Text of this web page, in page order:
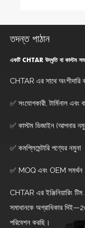
তদন্ত পাঠান
একটি CHTAR উদ্ধৃতি বা কাস্টম
CHTAR এর সাথে অংশীদারি
✅ সংযোগকারী, টার্মিনাল
✅ কাস্টম ডিজাইন (আপনার
✅ কমপ্লিমেন্টারি পণ্যের নমুনা
✅ MOQ এবং OEM সমর্থন
CHTAR এর ইঞ্জিনিয়ারিং
সমাধানকে অগ্রাধিকার
পরিবেশন করছি।